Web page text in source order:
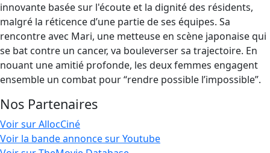
innovante basée sur l'écoute et la dignité des résidents,
malgré la réticence d’une partie de ses équipes. Sa
rencontre avec Mari, une metteuse en scène japonaise qui
se bat contre un cancer, va bouleverser sa trajectoire. En
nouant une amitié profonde, les deux femmes engagent
ensemble un combat pour “rendre possible l’impossible”.
Nos Partenaires
Voir sur AllocCiné
Voir la bande annonce sur Youtube